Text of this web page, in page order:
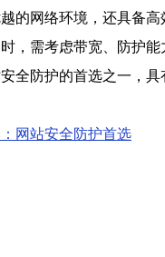
的网络环境，还具备
，需考虑带宽、防护
全防护的首选之一，
网站安全防护首选